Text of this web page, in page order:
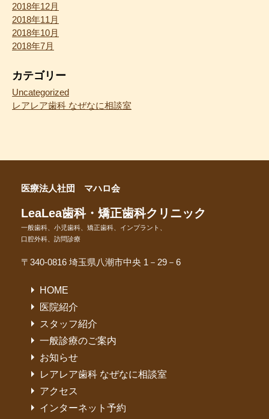
2018年12月
2018年11月
2018年10月
2018年7月
カテゴリー
Uncategorized
レアレア歯科 なぜなに相談室
医療法人社団 マハロ会
LeaLea歯科・矯正歯科クリニック
一般歯科、小児歯科、矯正歯科、インプラント、
口腔外科、訪問診療
〒340-0816 埼玉県八潮市中央 1－29－6
HOME
医院紹介
スタッフ紹介
一般診療のご案内
お知らせ
レアレア歯科 なぜなに相談室
アクセス
インターネット予約